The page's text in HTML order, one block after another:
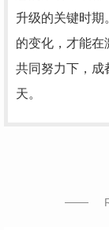
升级的关键时期
的变化，才能在
共同努力下，成
天。